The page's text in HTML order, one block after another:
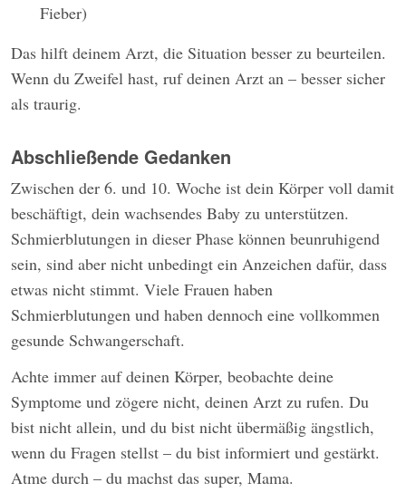
Fieber)
Das hilft deinem Arzt, die Situation besser zu beurteilen.
Wenn du Zweifel hast, ruf deinen Arzt an – besser sicher
als traurig.
Abschließende Gedanken
Zwischen der 6. und 10. Woche ist dein Körper voll damit
beschäftigt, dein wachsendes Baby zu unterstützen.
Schmierblutungen in dieser Phase können beunruhigend
sein, sind aber nicht unbedingt ein Anzeichen dafür, dass
etwas nicht stimmt. Viele Frauen haben
Schmierblutungen und haben dennoch eine vollkommen
gesunde Schwangerschaft.
Achte immer auf deinen Körper, beobachte deine
Symptome und zögere nicht, deinen Arzt zu rufen. Du
bist nicht allein, und du bist nicht übermäßig ängstlich,
wenn du Fragen stellst – du bist informiert und gestärkt.
Atme durch – du machst das super, Mama.